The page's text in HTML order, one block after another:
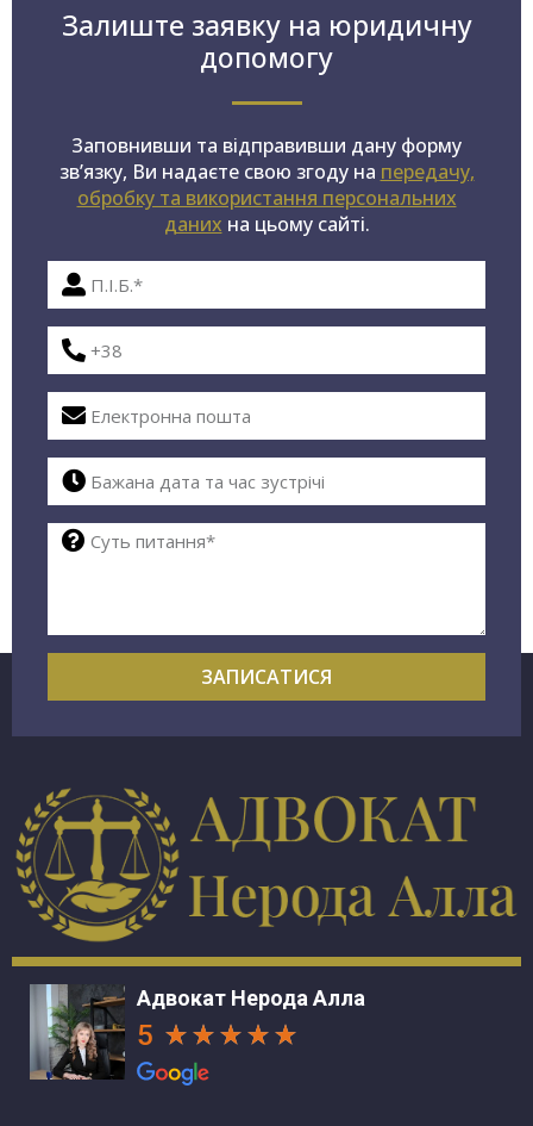
Залиште заявку на юридичну
допомогу
Заповнивши та відправивши дану форму
зв’язку, Ви надаєте свою згоду на передачу,
обробку та використання персональних
даних на цьому сайті.
ЗАПИСАТИСЯ
Адвокат Нерода Алла
5